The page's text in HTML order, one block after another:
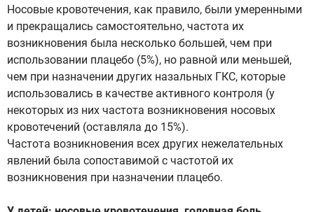
Носовые кровотечения, как правило, были умеренными
и прекращались самостоятельно, частота их
возникновения была несколько большей, чем при
использовании плацебо (5%), но равной или меньшей,
чем при назначении других назальных ГКС, которые
использовались в качестве активного контроля (у
некоторых из них частота возникновения носовых
кровотечений (оставляла до 15%).
Частота возникновения всех других нежелательных
явлений была сопоставимой с частотой их
возникновения при назначении плацебо.